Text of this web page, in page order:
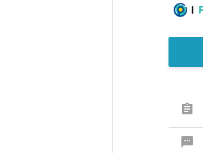

